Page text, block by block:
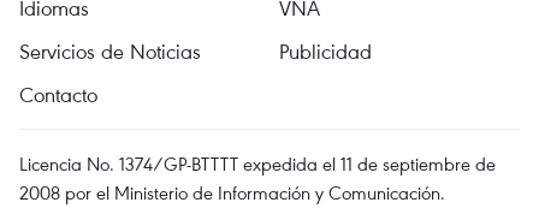
Idiomas
VNA
Servicios de Noticias
Publicidad
Contacto
Licencia No. 1374/GP-BTTTT expedida el 11 de septiembre de
2008 por el Ministerio de Información y Comunicación.